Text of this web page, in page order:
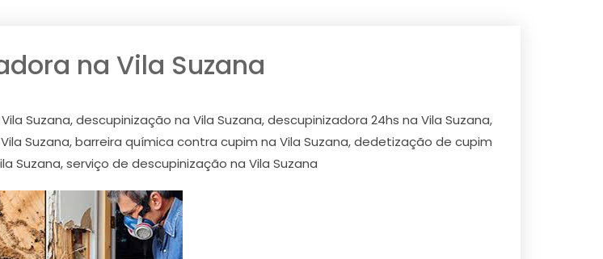
na Vila Suzana
Suzana, descupinização na Vila Suzana, descupinizadora 24hs na Vila Suzana,
Suzana, barreira química contra cupim na Vila Suzana, dedetização de cupim
Suzana, serviço de descupinização na Vila Suzana